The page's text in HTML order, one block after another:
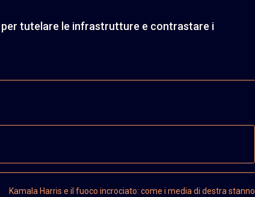
per tutelare le infrastrutture e contrastare i
Kamala Harris e il fuoco incrociato: come i media di destra stanno